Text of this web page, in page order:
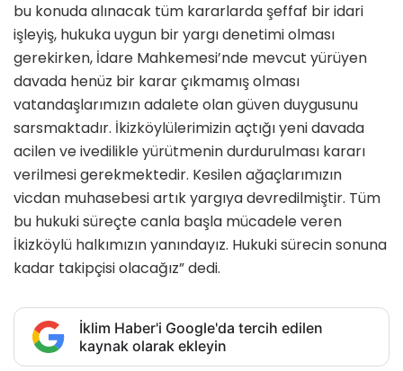
bu konuda alınacak tüm kararlarda şeffaf bir idari
işleyiş, hukuka uygun bir yargı denetimi olması
gerekirken, İdare Mahkemesi’nde mevcut yürüyen
davada henüz bir karar çıkmamış olması
vatandaşlarımızın adalete olan güven duygusunu
sarsmaktadır. İkizköylülerimizin açtığı yeni davada
acilen ve ivedilikle yürütmenin durdurulması kararı
verilmesi gerekmektedir. Kesilen ağaçlarımızın
vicdan muhasebesi artık yargıya devredilmiştir. Tüm
bu hukuki süreçte canla başla mücadele veren
İkizköylü halkımızın yanındayız. Hukuki sürecin sonuna
kadar takipçisi olacağız” dedi.
İklim Haber'i Google'da tercih edilen
kaynak olarak ekleyin